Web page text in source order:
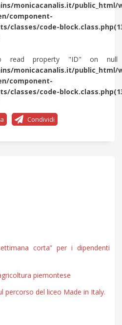
monicacanalis.it/public_html/
component-
classes/code-
read property "ID" on
monicacanalis.it/public_html/
component-
classes/code-
Condividi
corta” per i dipendenti
piemontese
percorso del liceo Made in Italy.